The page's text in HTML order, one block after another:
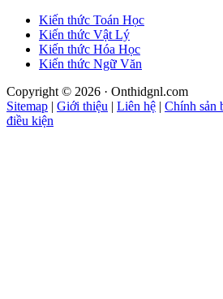
Kiến thức Toán Học
Kiến thức Vật Lý
Kiến thức Hóa Học
Kiến thức Ngữ Văn
Copyright © 2026 · Onthidgnl.com
Sitemap | Giới thiệu | Liên hệ | Chính sản
điều kiện